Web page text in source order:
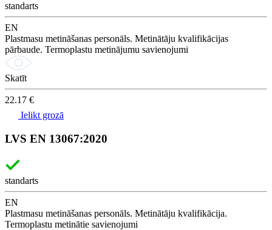
standarts
EN
Plastmasu metināšanas personāls. Metinātāju kvalifikācijas
pārbaude. Termoplastu metinājumu savienojumi
Skatīt
22.17 €
Ielikt grozā
LVS EN 13067:2020
standarts
EN
Plastmasu metināšanas personāls. Metinātāju kvalifikācija.
Termoplastu metinātie savienojumi